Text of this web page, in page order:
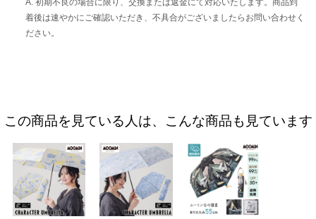
着後は速やかにご確認いただき、不具合がございましたらお問い合わせく
ださい。
この商品を見ている人は、こんな商品も見ています